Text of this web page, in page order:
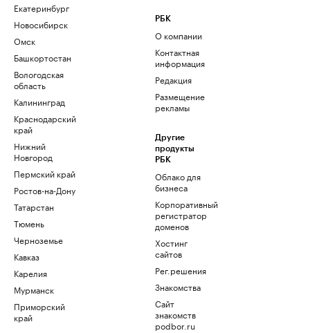
Екатеринбург
Новосибирск
Омск
Башкортостан
Вологодская
область
Калининград
Краснодарский
край
Нижний
Новгород
Пермский край
Ростов-на-Дону
Татарстан
Тюмень
Черноземье
Кавказ
Карелия
Мурманск
Приморский
край
РБК
О компании
Контактная
информация
Редакция
Размещение
рекламы
Другие
продукты
РБК
Облако для
бизнеса
Корпоративный
регистратор
доменов
Хостинг
сайтов
Рег.решения
Знакомства
Сайт
знакомств
podbor.ru